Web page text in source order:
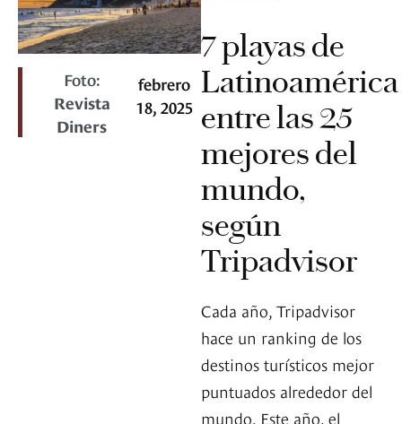
Foto:
Revista
Diners
febrero
18, 2025
7 playas de
Latinoamérica
entre las 25
mejores del
mundo,
según
Tripadvisor
Cada año, Tripadvisor
hace un ranking de los
destinos turísticos mejor
puntuados alrededor del
mundo. Este año, el